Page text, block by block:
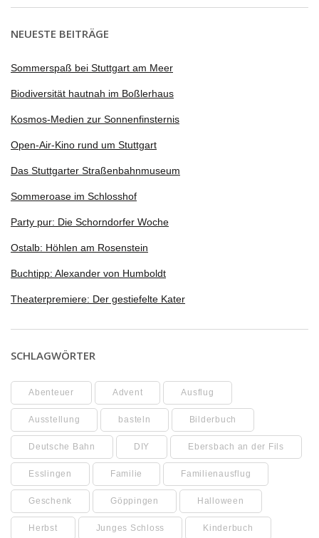
NEUESTE BEITRÄGE
Sommerspaß bei Stuttgart am Meer
Biodiversität hautnah im Boßlerhaus
Kosmos-Medien zur Sonnenfinsternis
Open-Air-Kino rund um Stuttgart
Das Stuttgarter Straßenbahnmuseum
Sommeroase im Schlosshof
Party pur: Die Schorndorfer Woche
Ostalb: Höhlen am Rosenstein
Buchtipp: Alexander von Humboldt
Theaterpremiere: Der gestiefelte Kater
SCHLAGWÖRTER
Abenteuer Advent Ausflug
Ausstellung basteln Bilderbuch
Deutsche Bahn DIY Ebersbach an der Fils
Esslingen Familie Familienausflug
Geschenk Göppingen Halloween
Herbst Junges Schloss Kinderbuch